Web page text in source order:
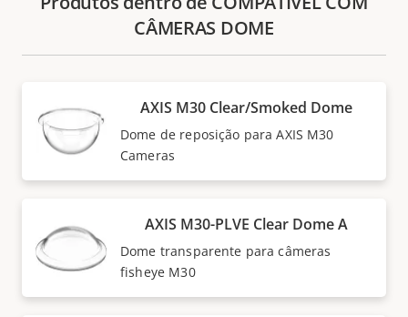
CÂMERAS DOME
AXIS M30 Clear/Smoked Dome
Dome de reposição para AXIS M30
Cameras
AXIS M30-PLVE Clear Dome A
Dome transparente para câmeras
fisheye M30